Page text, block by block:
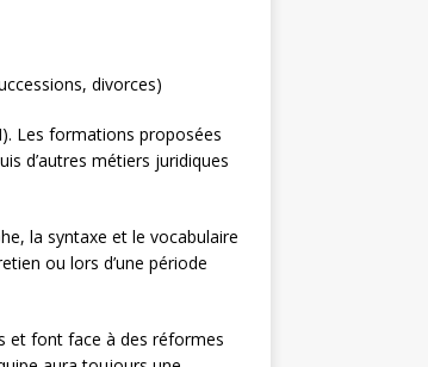
divorces)
Les formations proposées
d’autres métiers juridiques
la syntaxe et le vocabulaire
ou lors d’une période
et font face à des réformes